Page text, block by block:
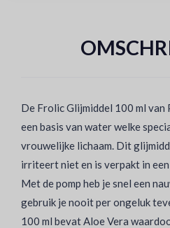
De Frolic Glijmiddel 100 ml van
een basis van water welke
vrouwelijke lichaam. Dit
irriteert niet en is verpakt in
Met de pomp heb je snel een
gebruik je nooit per ongeluk
100 ml bevat Aloe Vera